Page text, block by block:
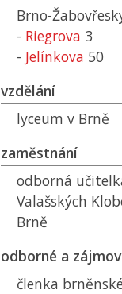
Brno-
- Riegrova 3
- Jelínkova 50
vzdělání
lyceum v Brně
zaměstnání
odborná
Valašských
Brně
odborné a
členka